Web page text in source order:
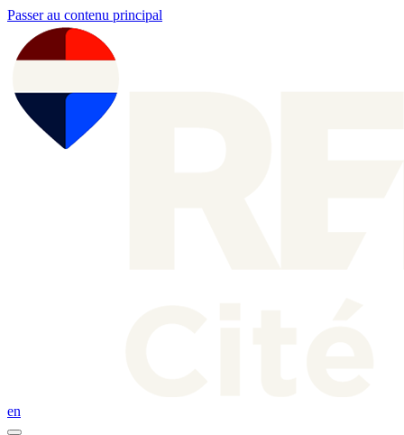
Passer au contenu principal
en